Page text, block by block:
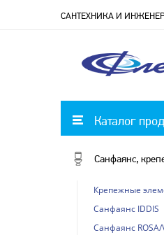
Каталог
САНТЕХНИКА И
Санфаянс,
Крепежные
Санфаянс IDDIS
Санфаянс